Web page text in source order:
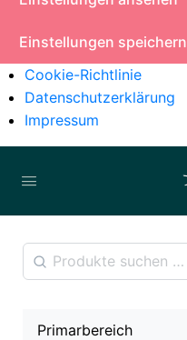
Einstellungen speichern
Cookie-Richtlinie
Datenschutzerklärung
Impressum
Primarbereich